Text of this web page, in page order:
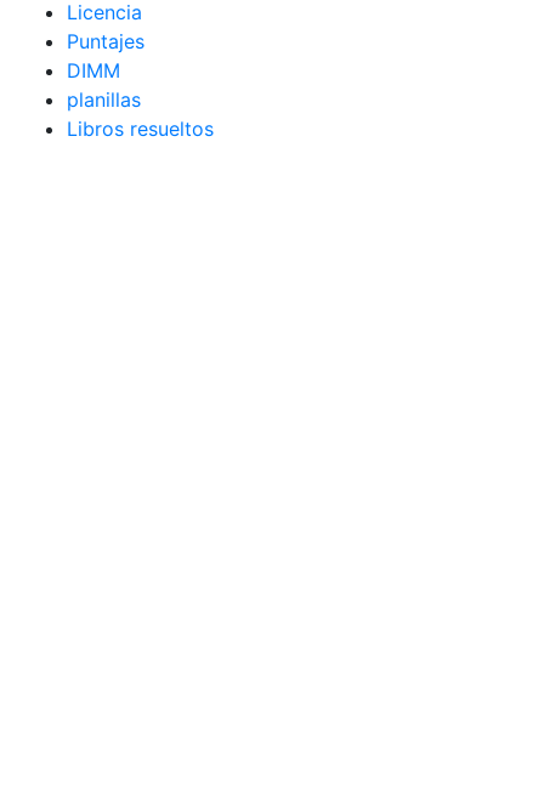
Licencia
Puntajes
DIMM
planillas
Libros resueltos